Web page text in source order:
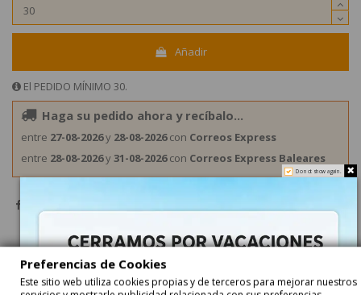
Añadir
El PEDIDO MÍNIMO 30.
Haga su pedido ahora y recíbalo...
entre 27-08-2026y 28-08-2026con Correos Express
entre 28-08-2026y31-08-2026con Correos Express Baleares
Do not show again.
Preferencias de Cookies
Este sitio web utiliza cookies propias y de terceros para mejorar nuestros